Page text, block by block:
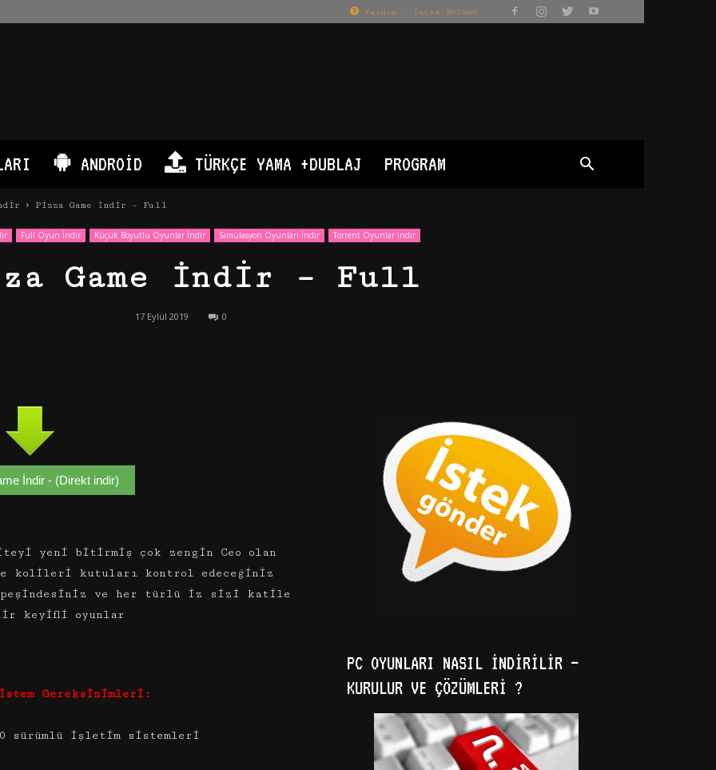
Yardım – İstek Bölümü
ANDROID TÜRKÇE YAMA +DUBLAJ PROGRAM
Pizza Game İndir – Full
Full Oyun İndir Küçük Boyutlu Oyunlar İndir Simülasyon Oyunları İndir Torrent Oyunlar indir
Game İndir – Full
17 Eylül 2019 0
İndir - (Direkt indir)
yeni bitirmiş çok zengin Ceo olan
kolileri kutuları kontrol edeceğiniz
peşindesiniz ve her türlü iz sizi katile
keyifli oyunlar
Gereksinimleri:
sürümlü işletim sistemleri
PC OYUNLARI NASIL İNDIRILIR –
KURULUR VE ÇÖZÜMLERI ?